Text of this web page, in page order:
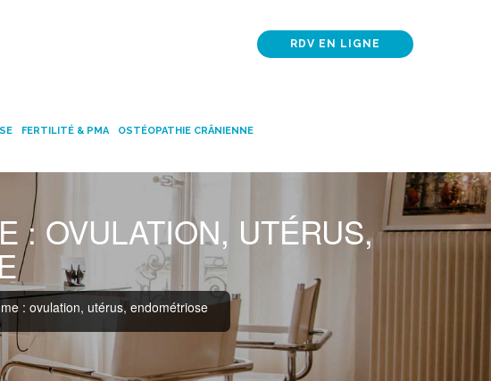
FERTILITÉ & PMA OSTÉOPATHIE CRÂNIENNE
RDV EN LIGNE
: OVULATION, UTÉRUS,
: ovulation, utérus, endométriose